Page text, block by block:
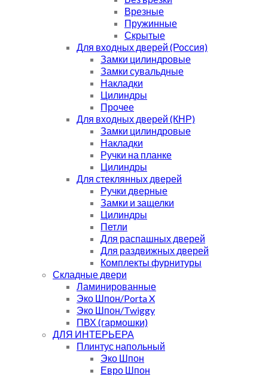
Врезные
Пружинные
Скрытые
Для входных дверей (Россия)
Замки цилиндровые
Замки сувальдные
Накладки
Цилиндры
Прочее
Для входных дверей (КНР)
Замки цилиндровые
Накладки
Ручки на планке
Цилиндры
Для стеклянных дверей
Ручки дверные
Замки и защелки
Цилиндры
Петли
Для распашных дверей
Для раздвижных дверей
Комплекты фурнитуры
Складные двери
Ламинированные
Эко Шпон/Porta X
Эко Шпон/Twiggy
ПВХ (гармошки)
ДЛЯ ИНТЕРЬЕРА
Плинтус напольный
Эко Шпон
Евро Шпон